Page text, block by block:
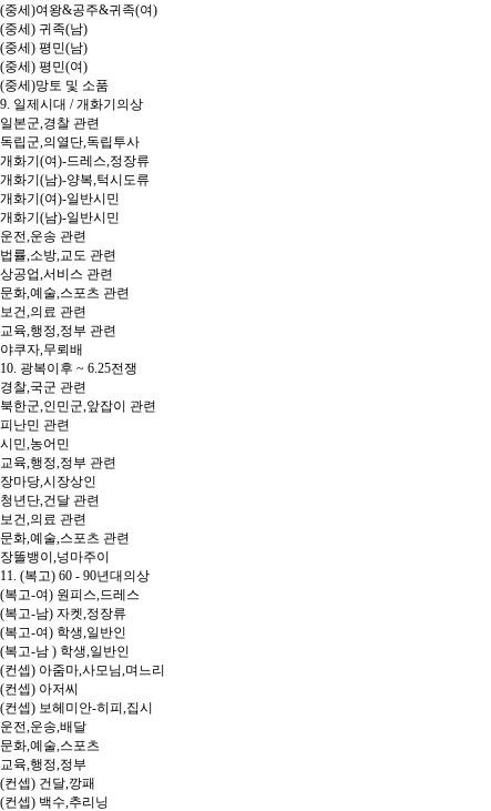
(중세)여왕&공주&귀족(여)
(중세) 귀족(남)
(중세) 평민(남)
(중세) 평민(여)
(중세)망토 및 소품
9. 일제시대 / 개화기의상
일본군,경찰 관련
독립군,의열단,독립투사
개화기(여)-드레스,정장류
개화기(남)-양복,턱시도류
개화기(여)-일반시민
개화기(남)-일반시민
운전,운송 관련
법률,소방,교도 관련
상공업,서비스 관련
문화,예술,스포츠 관련
보건,의료 관련
교육,행정,정부 관련
야쿠자,무뢰배
10. 광복이후 ~ 6.25전쟁
경찰,국군 관련
북한군,인민군,앞잡이 관련
피난민 관련
시민,농어민
교육,행정,정부 관련
장마당,시장상인
청년단,건달 관련
보건,의료 관련
문화,예술,스포츠 관련
장똘뱅이,넝마주이
11. (복고) 60 - 90년대의상
(복고-여) 원피스,드레스
(복고-남) 자켓,정장류
(복고-여) 학생,일반인
(복고-남 ) 학생,일반인
(컨셉) 아줌마,사모님,며느리
(컨셉) 아저씨
(컨셉) 보헤미안-히피,집시
운전,운송,배달
문화,예술,스포츠
교육,행정,정부
(컨셉) 건달,깡패
(컨셉) 백수,추리닝